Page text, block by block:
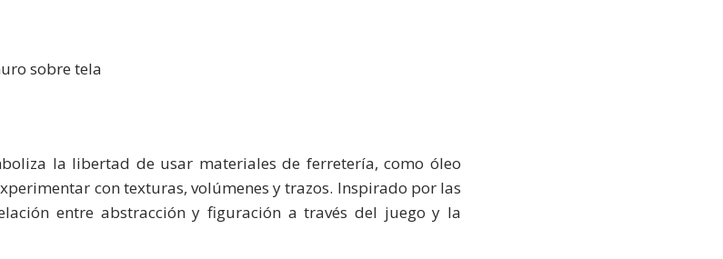
sobre tela
la libertad de usar materiales de ferretería, como óleo
con texturas, volúmenes y trazos. Inspirado por las
entre abstracción y figuración a través del juego y la